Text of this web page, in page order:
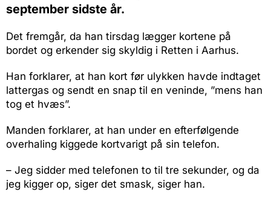
september sidste år.
Det fremgår, da han tirsdag lægger kortene på
bordet og erkender sig skyldig i Retten i Aarhus.
Han forklarer, at han kort før ulykken havde indtaget
lattergas og sendt en snap til en veninde, ”mens han
tog et hvæs”.
Manden forklarer, at han under en efterfølgende
overhaling kiggede kortvarigt på sin telefon.
– Jeg sidder med telefonen to til tre sekunder, og da
jeg kigger op, siger det smask, siger han.